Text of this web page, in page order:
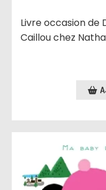
Livre occasion de
Caillou chez